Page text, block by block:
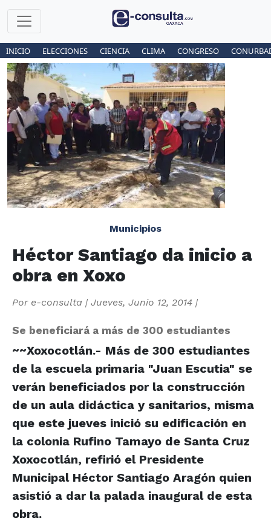
INICIO ELECCIONES CIENCIA CLIMA CONGRESO
Municipios
Héctor Santiago da inicio a
obra en Xoxo
Por e-consulta | Jueves, Junio 12, 2014 |
Se beneficiará a más de 300 estudiantes
~~Xoxocotlán.- Más de 300 estudiantes
de la escuela primaria "Juan Escutia" se
verán beneficiados por la construcción
de un aula didáctica y sanitarios, misma
que este jueves inició su edificación en
la colonia Rufino Tamayo de Santa Cruz
Xoxocotlán, refirió el Presidente
Municipal Héctor Santiago Aragón quien
asistió a dar la palada inaugural de esta
obra.